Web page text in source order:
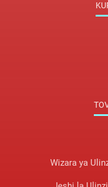
Wizara ya